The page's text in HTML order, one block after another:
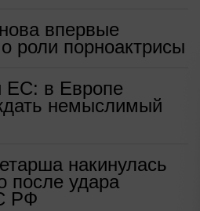
впервые
роли порноактрисы
в Европе
немыслимый
накинулась
после удара
РФ